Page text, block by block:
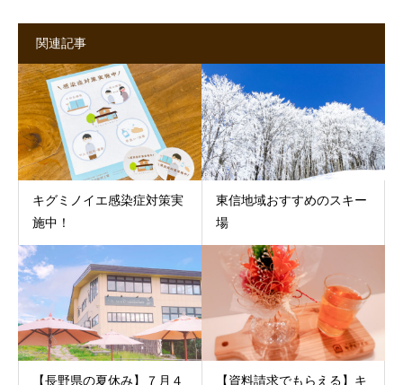
関連記事
キグミノイエ感染症対策実
施中！
東信地域おすすめのスキー
場
【長野県の夏休み】７月４
【資料請求でもらえる】キ